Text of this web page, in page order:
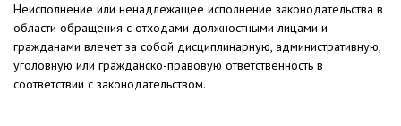
Неисполнение или ненадлежащее исполнение законодательства в
области обращения с отходами должностными лицами и
гражданами влечет за собой дисциплинарную, административную,
уголовную или гражданско-правовую ответственность в
соответствии с законодательством.